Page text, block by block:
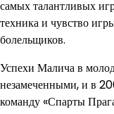
самых талантливых
техника и чувство
болельщиков.
Успехи Малича в
незамеченными, и в
команду «Спарты